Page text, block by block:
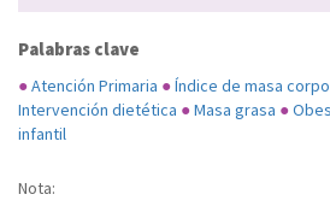
Palabras clave
●Atención Primaria ●Índice de masa
Intervención dietética ●Masa grasa ●
infantil
Nota: